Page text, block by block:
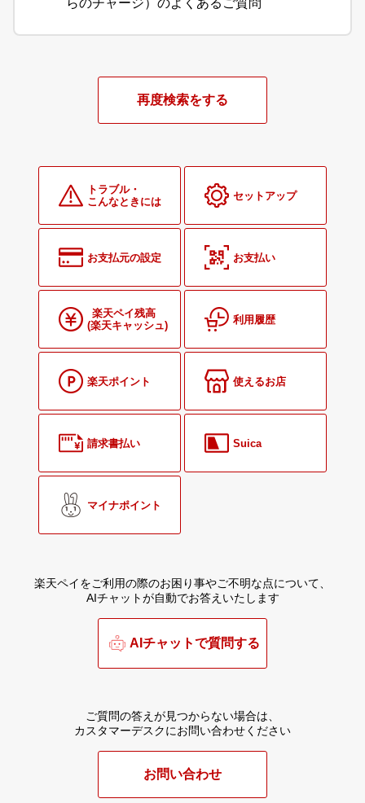
再度検索をする
トラブル・
こんなときには
セットアップ
お支払元の設定 お支払い
楽天ペイ残高
(楽天キャッシュ)
利用履歴
楽天ポイント 使えるお店
請求書払い Suica
マイナポイント
楽天ペイをご利用の際のお困り事やご不明な点について、
AIチャットが自動でお答えいたします
AIチャットで質問する
ご質問の答えが見つからない場合は、
カスタマーデスクにお問い合わせください
お問い合わせ